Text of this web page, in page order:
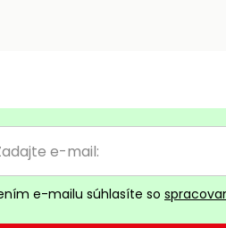
e-mailu súhlasíte so